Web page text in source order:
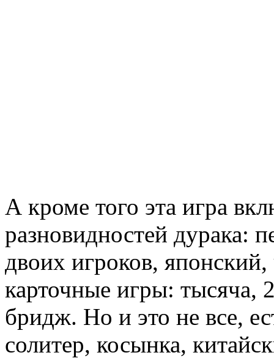
А кроме того эта игра
разновидностей дурака:
двоих игроков,
карточные игры: тысяча,
бридж. Но и это не все,
солитер, косынка,